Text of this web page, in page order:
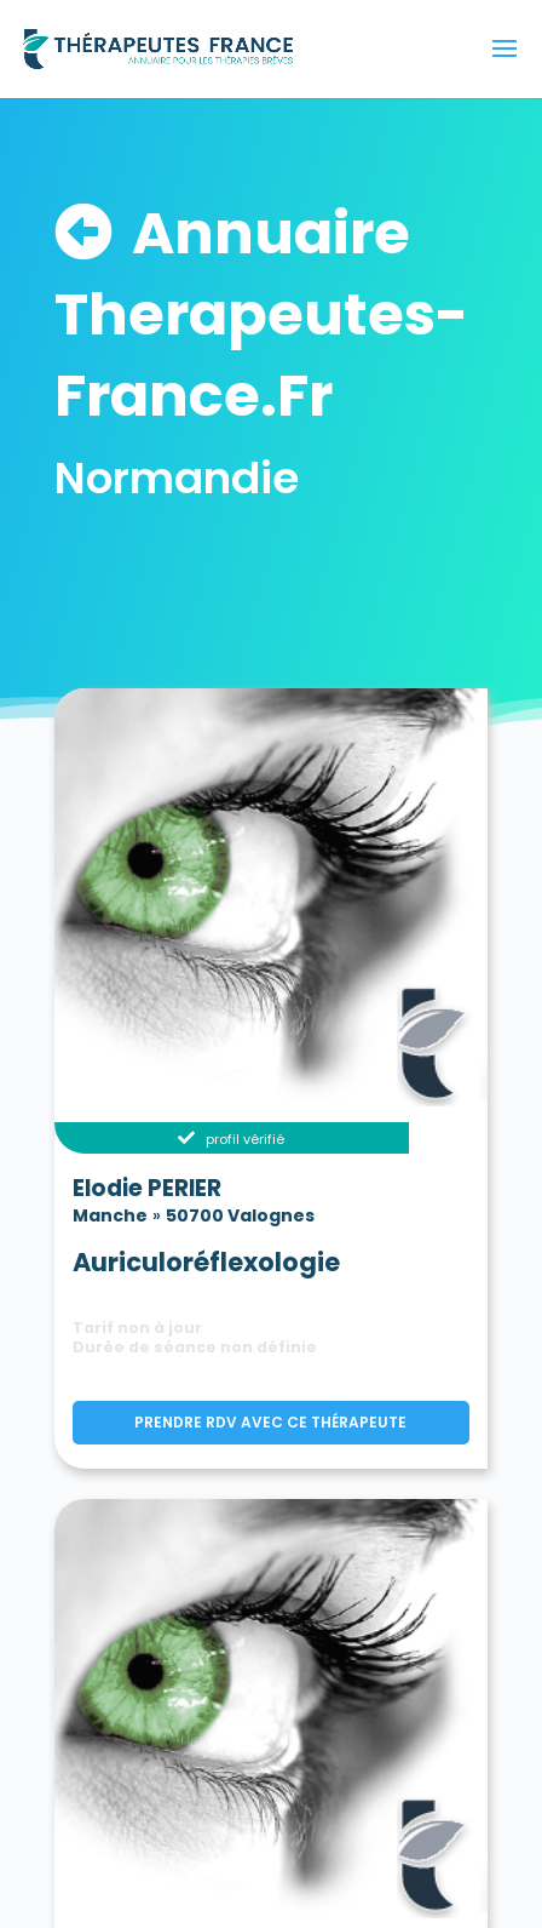
Annuaire
Therapeutes-
France.Fr
Normandie
profil vérifié
Elodie PERIER
Manche » 50700 Valognes
Auriculoréflexologie
Tarif non à jour
Durée de séance non définie
PRENDRE RDV AVEC CE THÉRAPEUTE